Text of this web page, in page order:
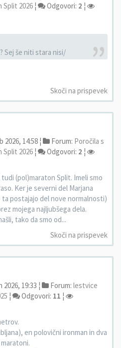
Split 2026 ¦ Odgovori: 2 ¦
Sej še niti stara nisi/
Skoči na prispevek
2026, 14:58 ¦ Forum: Poročila s
Split 2026 ¦ Odgovori: 2 ¦
(pol)maraton Split. Imeli smo
Ker je severni del Marjana
postajajo del nove normalnosti)
mojega najljubšega dela.
tako da smo od...
Skoči na prispevek
2026, 19:33 ¦ Forum: lestvice
¦ Odgovori: 11 ¦
en polovični ironman in dva